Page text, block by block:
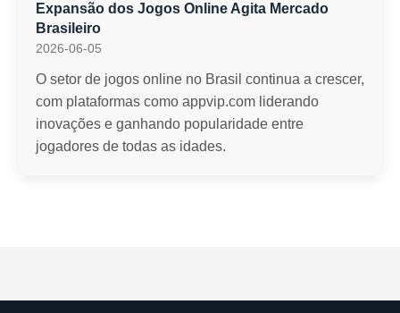
Expansão dos Jogos Online Agita Mercado
Brasileiro
2026-06-05
O setor de jogos online no Brasil continua a crescer,
com plataformas como appvip.com liderando
inovações e ganhando popularidade entre
jogadores de todas as idades.